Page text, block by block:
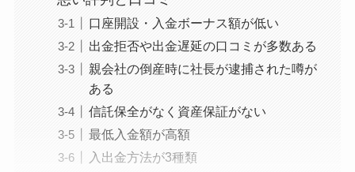
口座開設・入金ボーナス額が低い
出金拒否や出金遅延の口コミが多数ある
親会社の倒産時に社長が逮捕された噂が
ある
信託保全がなく資産保証がない
最低入金額が高額
入出金方法が3種類